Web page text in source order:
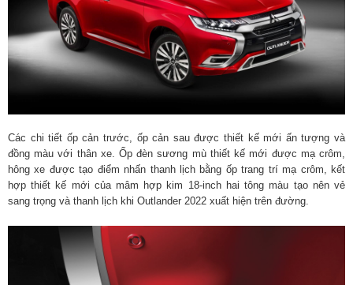
Các chi tiết ốp cản trước, ốp cản sau được thiết kế mới ấn tượng và
đồng màu với thân xe. Ốp đèn sương mù thiết kế mới được mạ crôm,
hông xe được tạo điểm nhấn thanh lịch bằng ốp trang trí mạ crôm, kết
hợp thiết kế mới của mâm hợp kim 18-inch hai tông màu tạo nên vẻ
sang trọng và thanh lịch khi Outlander 2022 xuất hiện trên đường.